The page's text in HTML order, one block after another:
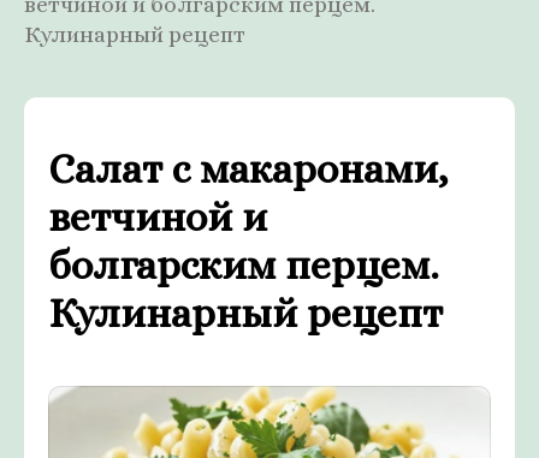
Кулинарный рецепт
Салат с макаронами,
ветчиной и
болгарским перцем.
Кулинарный рецепт